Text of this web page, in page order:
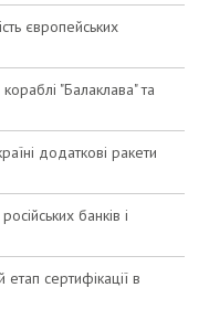
європейських
"Балаклава" та
додаткові ракети
банків і
сертифікації в